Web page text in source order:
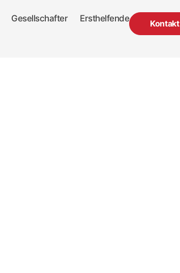
Gesellschafter Ersthelfende Kontakt